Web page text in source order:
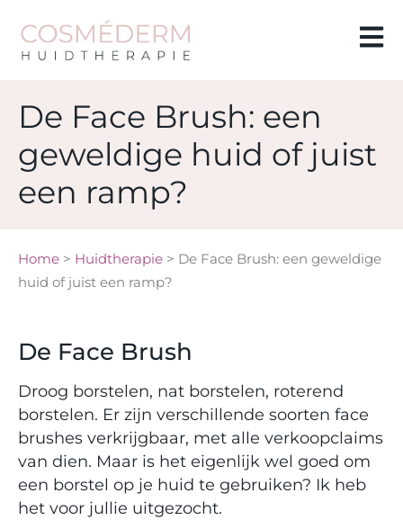
De Face Brush: een
geweldige huid of juist
een ramp?
Home > Huidtherapie > De Face Brush: een geweldige
huid of juist een ramp?
De Face Brush
Droog borstelen, nat borstelen, roterend
borstelen. Er zijn verschillende soorten face
brushes verkrijgbaar, met alle verkoopclaims
van dien. Maar is het eigenlijk wel goed om
een borstel op je huid te gebruiken? Ik heb
het voor jullie uitgezocht.